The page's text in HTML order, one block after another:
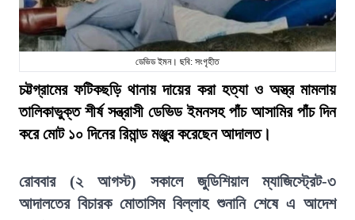
ডেভিড ইমন। ছবি: সংগৃহীত
চট্টগ্রামের ফটিকছড়ি থানায় দায়ের করা হত্যা ও অস্ত্র মামলায়
তালিকাভুক্ত শীর্ষ সন্ত্রাসী ডেভিড ইমনসহ পাঁচ আসামির পাঁচ দিন
করে মোট ১০ দিনের রিমান্ড মঞ্জুর করেছেন আদালত।
রোববার (২ আগস্ট) সকালে জুডিশিয়াল ম্যাজিস্ট্রেট-৩
আদালতের বিচারক মোতাসিম বিল্লাহ শুনানি শেষে এ আদেশ